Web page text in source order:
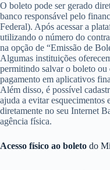
O boleto pode ser gerado
banco responsável pelo
Federal). Após acessar a
utilizando o número do
na opção de “Emissão de
Algumas instituições
permitindo salvar o boleto ou
pagamento em aplicativos
Além disso, é possível
ajuda a evitar esquecimentos
diretamente no seu Internet
agência física.
Acesso físico ao boleto do